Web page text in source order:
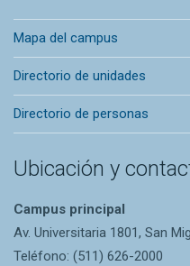
Mapa del campus
Directorio de unidades
Directorio de personas
Ubicación y
Campus principal
Av. Universitaria 1801, San
Teléfono: (511) 626-2000